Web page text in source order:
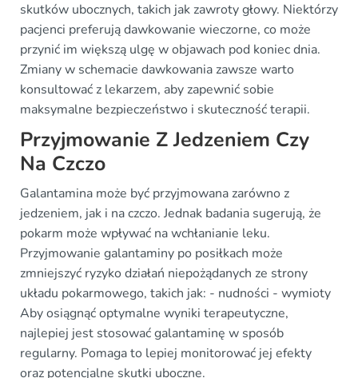
skutków ubocznych, takich jak zawroty głowy. Niektórzy
pacjenci preferują dawkowanie wieczorne, co może
przynić im większą ulgę w objawach pod koniec dnia.
Zmiany w schemacie dawkowania zawsze warto
konsultować z lekarzem, aby zapewnić sobie
maksymalne bezpieczeństwo i skuteczność terapii.
Przyjmowanie Z Jedzeniem Czy
Na Czczo
Galantamina może być przyjmowana zarówno z
jedzeniem, jak i na czczo. Jednak badania sugerują, że
pokarm może wpływać na wchłanianie leku.
Przyjmowanie galantaminy po posiłkach może
zmniejszyć ryzyko działań niepożądanych ze strony
układu pokarmowego, takich jak: - nudności - wymioty
Aby osiągnąć optymalne wyniki terapeutyczne,
najlepiej jest stosować galantaminę w sposób
regularny. Pomaga to lepiej monitorować jej efekty
oraz potencjalne skutki uboczne.